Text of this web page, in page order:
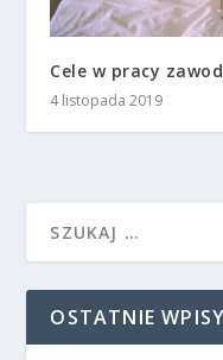
Cele w pracy
4 listopada 2019
OSTATNIE WPISY